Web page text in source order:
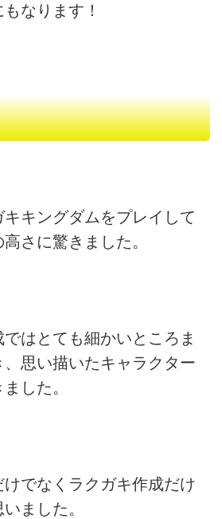
なります！
キングダムをプレイして
さに驚きました。
はとても細かいところま
思い描いたキャラクター
した。
でなくラクガキ作成だけ
ました。